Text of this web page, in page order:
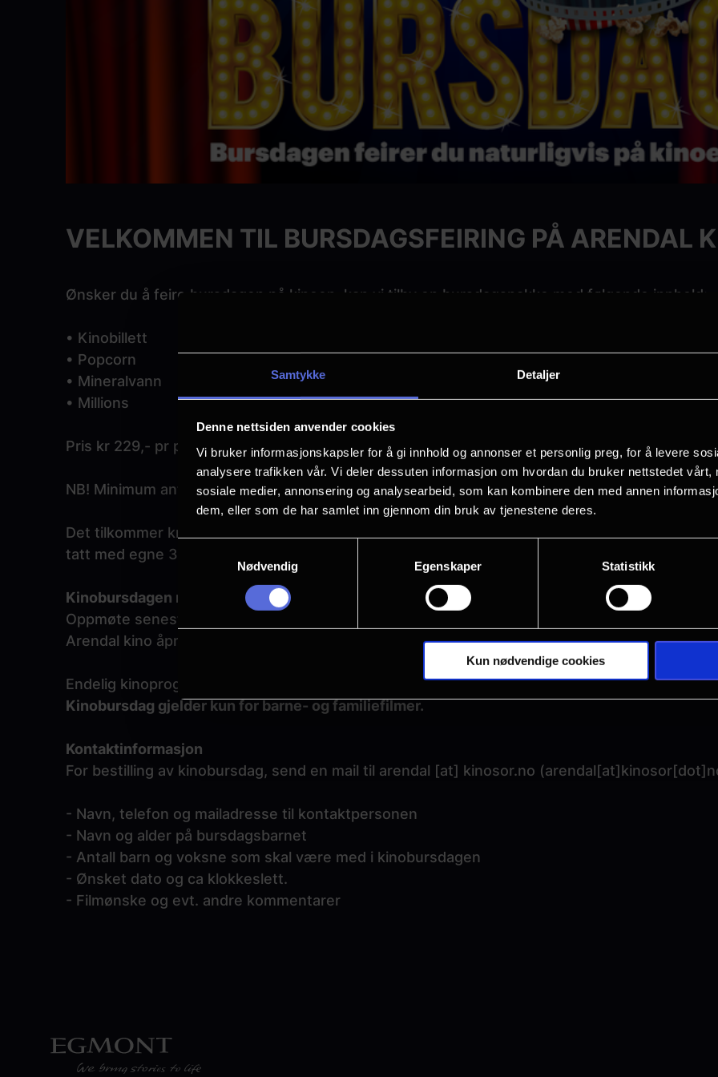
Samtykke Detaljer
Denne nettsiden anvender cookies
Vi bruker informasjonskapsler for å gi innhold og annonser et personlig preg, for å levere
analysere trafikken vår. Vi deler dessuten informasjon om hvordan du bruker nettstedet vårt,
sosiale medier, annonsering og analysearbeid, som kan kombinere den med annen
dem, eller som de har samlet inn gjennom din bruk av tjenestene deres.
Nødvendig
Egenskaper Statistikk
Kun nødvendige cookies
VELKOMMEN TIL BURSDAGSFEIRING PÅ ARENDAL
Ønsker du å feire bursdagen på kinoen, kan vi tilby en bursdagspakke med følgende innhold:
• Kinobillett
• Popcorn
• Mineralvann
• Millions
Pris kr 229,- pr person
NB! Minimum antall barn: 6 stk.
Det tilkommer kr 10,- ekstra pr person dersom du ønsker å se 3D-film. I tillegg koster 3D-
tatt med egne 3D-briller.
Kinobursdagen må betales ved ankomst.
Oppmøte senest 15 minutter før filmen starter.
Arendal kino åpner dørene 30 minutter før første forestilling
Endelig kinoprogram blir lagt ut hver tirsdag og gjelder f.o.m. fredag samme uke, t.o.m.
Kinobursdag gjelder kun for barne- og familiefilmer.
Kontaktinformasjon
For bestilling av kinobursdag, send en mail til arendal [at] kinosor.no
- Navn, telefon og mailadresse til kontaktpersonen
- Navn og alder på bursdagsbarnet
- Antall barn og voksne som skal være med i kinobursdagen
- Ønsket dato og ca klokkeslett.
- Filmønske og evt. andre kommentarer